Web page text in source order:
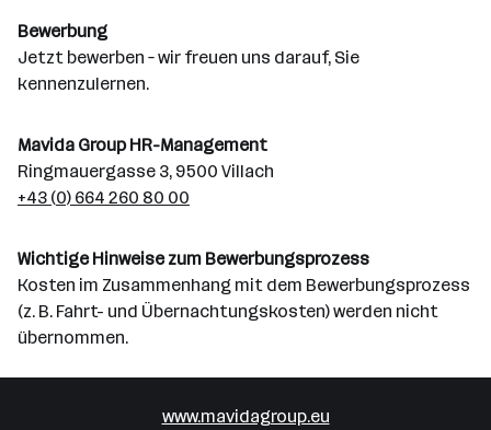
Bewerbung
Jetzt bewerben – wir freuen uns darauf, Sie
kennenzulernen.
Mavida Group HR-Management
Ringmauergasse 3, 9500 Villach
+43 (0) 664 260 80 00
Wichtige Hinweise zum Bewerbungsprozess
Kosten im Zusammenhang mit dem Bewerbungsprozess
(z. B. Fahrt- und Übernachtungskosten) werden nicht
übernommen.
www.mavidagroup.eu